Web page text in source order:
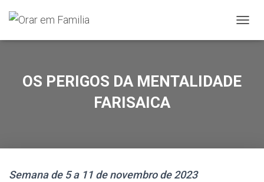
L
OS PERIGOS DA MENTALIDADE
FARISAICA
Semana de 5 a 11 de novembro de 2023